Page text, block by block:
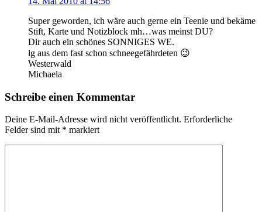
Super geworden, ich wäre auch gerne ein Teenie und bekäme
Stift, Karte und Notizblock mh…was meinst DU?
Dir auch ein schönes SONNIGES WE.
lg aus dem fast schon schneegefährdeten 😉
Westerwald
Michaela
Schreibe einen Kommentar
Deine E-Mail-Adresse wird nicht veröffentlicht. Erforderliche
Felder sind mit * markiert